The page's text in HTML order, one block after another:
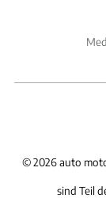
©2026 auto
sind Teil